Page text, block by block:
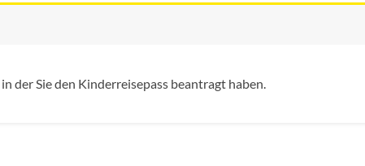
der Sie den Kinderreisepass beantragt haben.